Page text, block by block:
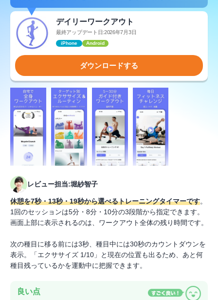
デイリーワークアウト
最終アップデート日:2026年7月3日
iPhone Android
ダウンロードする
レビュー担当:堀紗智子
休憩を7秒・13秒・19秒から選べるトレーニングタイマーです。
1回のセッションは5分・8分・10分の3段階から指定できます。
画面上部に表示されるのは、ワークアウト全体の残り時間です。
次の種目に移る前には3秒、種目中には30秒のカウントダウンを
表示。「エクササイズ 1/10」と現在の位置も出るため、あと何
種目残っているかを運動中に把握できます。
良い点